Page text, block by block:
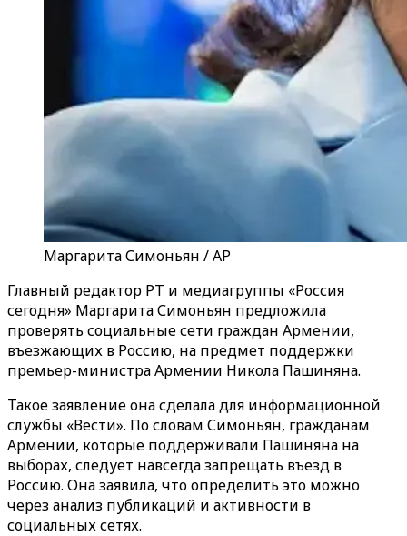
Маргарита Симоньян / AP
Главный редактор РТ и медиагруппы «Россия
сегодня» Маргарита Симоньян предложила
проверять социальные сети граждан Армении,
въезжающих в Россию, на предмет поддержки
премьер-министра Армении Никола Пашиняна.
Такое заявление она сделала для информационной
службы «Вести». По словам Симоньян, гражданам
Армении, которые поддерживали Пашиняна на
выборах, следует навсегда запрещать въезд в
Россию. Она заявила, что определить это можно
через анализ публикаций и активности в
социальных сетях.